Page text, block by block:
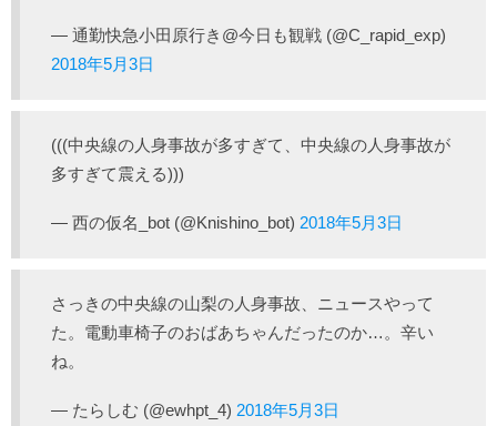
— 通勤快急小田原行き@今日も観戦 (@C_rapid_exp)
2018年5月3日
(((中央線の人身事故が多すぎて、中央線の人身事故が
多すぎて震える)))
— 西の仮名_bot (@Knishino_bot) 2018年5月3日
さっきの中央線の山梨の人身事故、ニュースやって
た。電動車椅子のおばあちゃんだったのか…。辛い
ね。
— たらしむ (@ewhpt_4) 2018年5月3日